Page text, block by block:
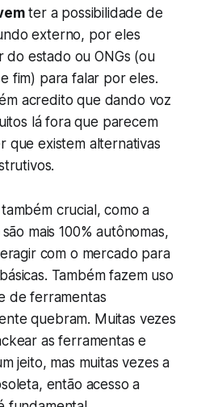
ter a possibilidade de
externo, por eles
do estado ou ONGs (ou
fim) para falar por eles.
acredito que dando voz
lá fora que parecem
que existem alternativas
crucial, como a
mais 100% autônomas,
com o mercado para
Também fazem uso
de ferramentas
quebram. Muitas vezes
as ferramentas e
jeito, mas muitas vezes a
então acesso a